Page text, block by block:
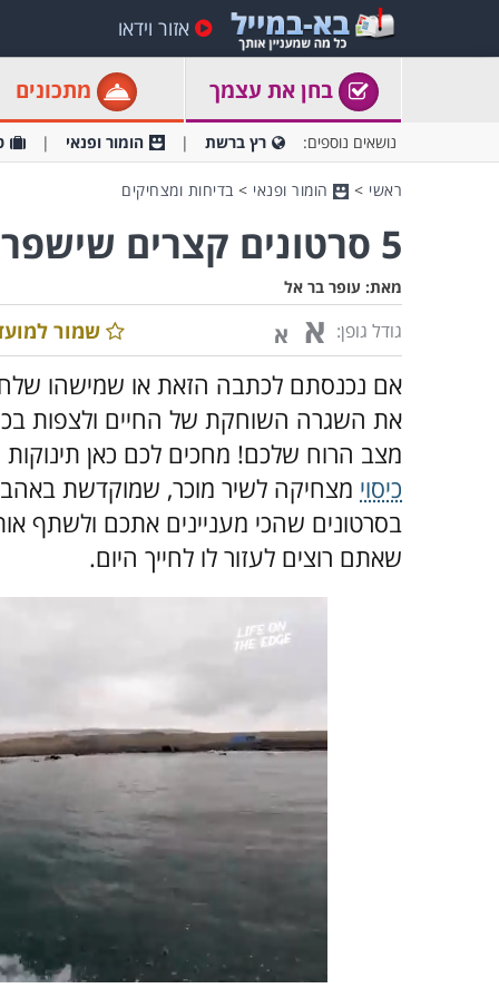
אזור וידאו
בחן את עצמך מתכונים
נושאים נוספים: רץ ברשת הומור ופנאי
ראשי > הומור ופנאי > בדיחות ומצחיקים
5 סרטונים קצרים שישפרו את מצב הרוח שלך ברגע!
מאת: עופר בר אל
גודל גופן: א א שמור
אם נכנסתם לכתבה הזאת או שמישהו שלח
את השגרה השוחקת של החיים ולצפות
מצב הרוח שלכם! מחכים לכם כאן תינוקות
כיסוי מצחיקה לשיר מוכר, שמוקדשת
בסרטונים שהכי מעניינים אתכם ולשתף
שאתם רוצים לעזור לו לחייך היום.